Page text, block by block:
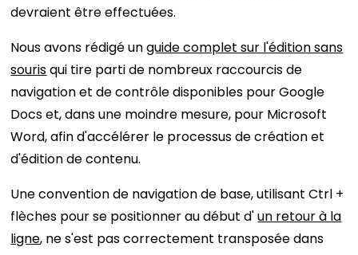
devraient être effectuées.
Nous avons rédigé unguide complet sur l'édition sans
sourisqui tire parti de nombreux raccourcis de
navigation et de contrôle disponibles pour Google
Docs et, dans une moindre mesure, pour Microsoft
Word, afin d'accélérer le processus de création et
d'édition de contenu.
Une convention de navigation de base, utilisant Ctrl +
flèches pour se positionner au début d'un retour à la
ligne, ne s'est pas correctement transposée dans